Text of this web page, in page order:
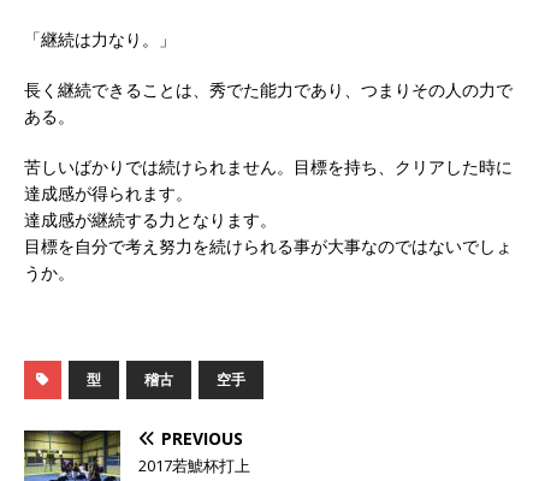
「継続は力なり。」
長く継続できることは、秀でた能力であり、つまりその人の力で
ある。
苦しいばかりでは続けられません。目標を持ち、クリアした時に
達成感が得られます。
達成感が継続する力となります。
目標を自分で考え努力を続けられる事が大事なのではないでしょ
うか。
型 稽古 空手
PREVIOUS
2017若鯱杯打上